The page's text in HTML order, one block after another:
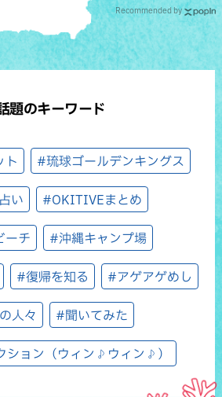
Recommended by
題のキーワード
ト #琉球ゴールデンキングス
い #OKITIVEまとめ
ーチ #沖縄キャンプ場
#復帰を知る #アゲアゲめし
人々 #聞いてみた
ション（ウィン♪ウィン♪）